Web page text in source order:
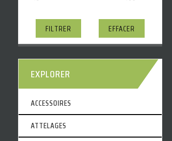
FILTRER EFFACER
EXPLORER
ACCESSOIRES
ATTELAGES